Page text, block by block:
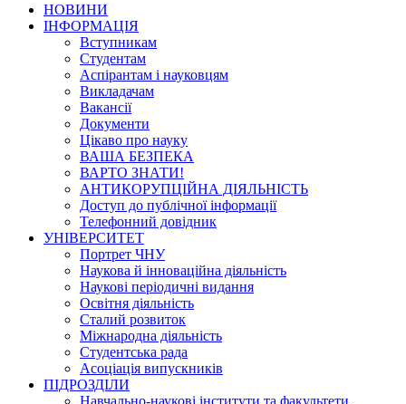
НОВИНИ
ІНФОРМАЦІЯ
Вступникам
Студентам
Аспірантам і науковцям
Викладачам
Вакансії
Документи
Цікаво про науку
ВАША БЕЗПЕКА
ВАРТО ЗНАТИ!
АНТИКОРУПЦІЙНА ДІЯЛЬНІСТЬ
Доступ до публічної інформації
Телефонний довідник
УНІВЕРСИТЕТ
Портрет ЧНУ
Наукова й інноваційна діяльність
Наукові періодичні видання
Освітня діяльність
Сталий розвиток
Міжнародна діяльність
Студентська рада
Асоціація випускників
ПІДРОЗДІЛИ
Навчально-наукові інститути та факультети